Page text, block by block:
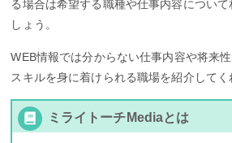
る場合は希望する職種や仕事内容につい
しょう。
WEB情報では分からない仕事内容や将来
スキルを身に着けられる職場を紹介してく
ミライトーチMediaとは